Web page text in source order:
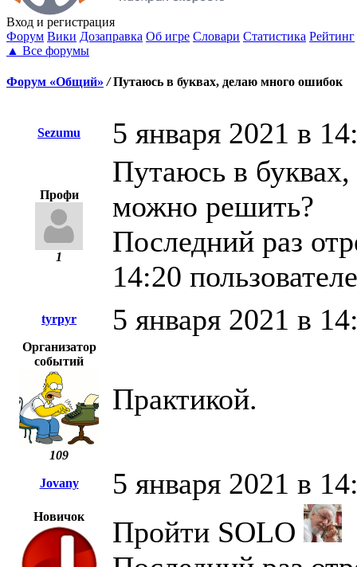
Вход и регистрация
Форум Вики Дозаправка Об игре Словари Статистика Рейтинг
▲ Все форумы
Форум «Общий» / Путаюсь в буквах, делаю много ошибок
Sezumu 5 января 2021 в
Профи
1
Путаюсь в
можно решить?
Последний раз
14:20
tyrpyr 5 января 2021 в
Организатор
событий
109
Практикой.
Jovany 5 января 2021 в
Новичок
Пройти SOLO